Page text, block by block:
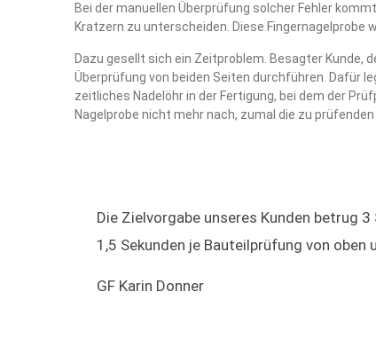
Bei der manuellen Überprüfung solcher Fehler
Kratzern zu unterscheiden. Diese Fingernagelprobe
Dazu gesellt sich ein Zeitproblem. Besagter
Überprüfung von beiden Seiten durchführen. Dafür
zeitliches Nadelöhr in der Fertigung, bei dem der
Nagelprobe nicht mehr nach, zumal die zu
Die Zielvorgabe unseres Kunden betrug
1,5 Sekunden je Bauteilprüfung von oben
GF Karin Donner